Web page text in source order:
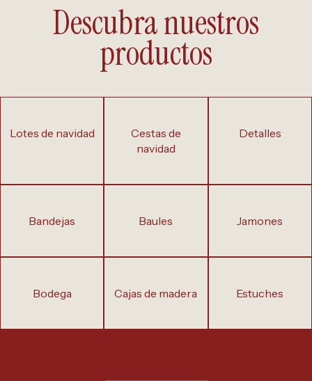
Descubra nuestros
productos
lotes de navidad
cestas de
navidad
detalles
bandejas baules jamones
bodega cajas de madera estuches